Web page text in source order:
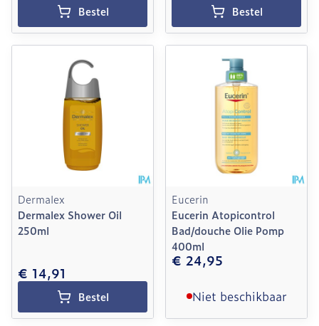
Bestel Bestel
Dermalex
Dermalex Shower Oil
250ml
€ 14,91
Bestel
Eucerin
Eucerin Atopicontrol
Bad/douche Olie Pomp
400ml
€ 24,95
Niet beschikbaar